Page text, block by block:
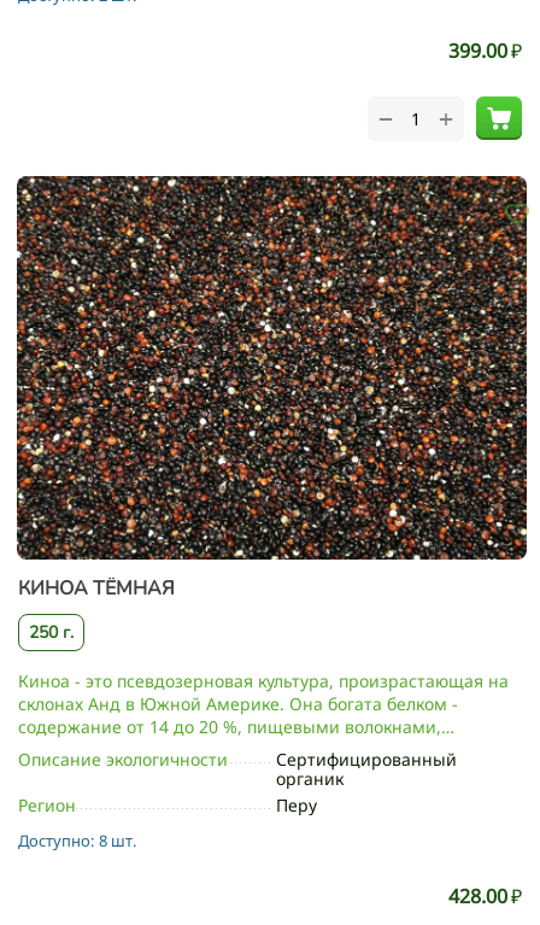
аминокислота - лизин, способствует улучшению усвоения
399.00₽
+
−
КИНОА ТЁМНАЯ
250 г.
Киноа - это псевдозерновая культура, произрастающая на
склонах Анд в Южной Америке. Она богата белком -
содержание от 14 до 20 %, пищевыми волокнами,
аминокислотами, клетчаткой, фолиевой кислотой.
Содержит большое количество витаминов: A, B1, B2, B3,
B5, B6, B9, C, E, а также микроэлементов и минералов:
железо, калий, кальций, магний, марганец, медь, натрий,
селен, фосфор, цинк. Киноа не содержит глютен и
аминокислота - лизин, способствует улучшению усвоения
Описание экологичности
Сертифицированный
органик
Регион
Перу
Доступно: 8 шт.
428.00₽